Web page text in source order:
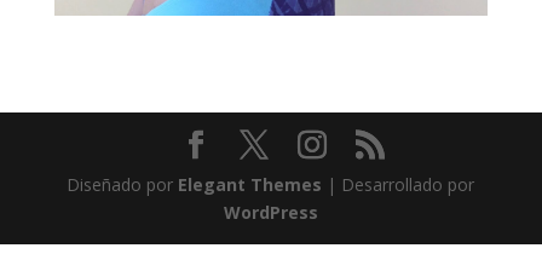
Diseñado por Elegant Themes | Desarrollado por
WordPress